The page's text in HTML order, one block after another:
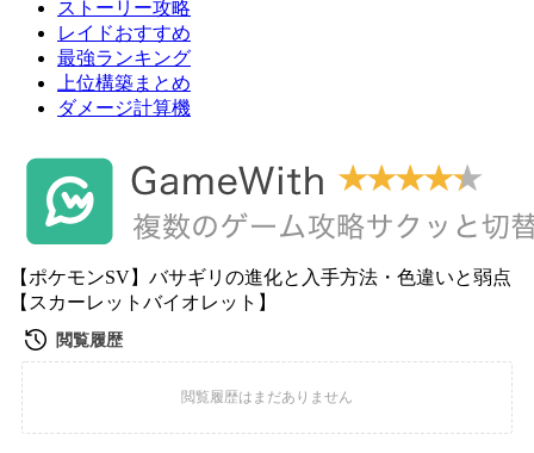
ストーリー攻略
レイドおすすめ
最強ランキング
上位構築まとめ
ダメージ計算機
【ポケモンSV】バサギリの進化と入手方法・色違いと弱点
【スカーレットバイオレット】